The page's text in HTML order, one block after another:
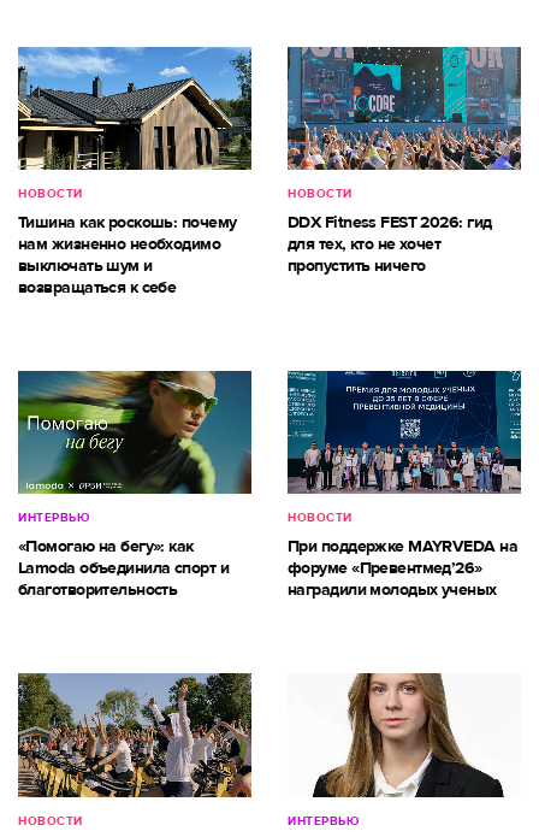
НОВОСТИ
Тишина как роскошь: почему
нам жизненно необходимо
выключать шум и
возвращаться к себе
НОВОСТИ
DDX Fitness FEST 2026: гид
для тех, кто не хочет
пропустить ничего
ИНТЕРВЬЮ
«Помогаю на бегу»: как
Lamoda объединила спорт и
благотворительность
НОВОСТИ
При поддержке MAYRVEDA на
форуме «Превентмед’26»
наградили молодых ученых
НОВОСТИ ИНТЕРВЬЮ